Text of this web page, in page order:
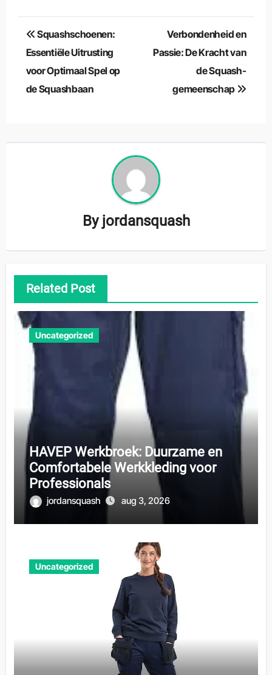
Berichtnavigatie
Squashschoenen:
Essentiële Uitrusting
voor Optimaal Spel op
de Squashbaan
Verbondenheid en
Passie: De Kracht van
de Squash-
gemeenschap
By jordansquash
Related Post
Uncategorized
HAVEP Werkbroek: Duurzame en
Comfortabele Werkkleding voor
Professionals
jordansquash aug 3, 2026
Uncategorized